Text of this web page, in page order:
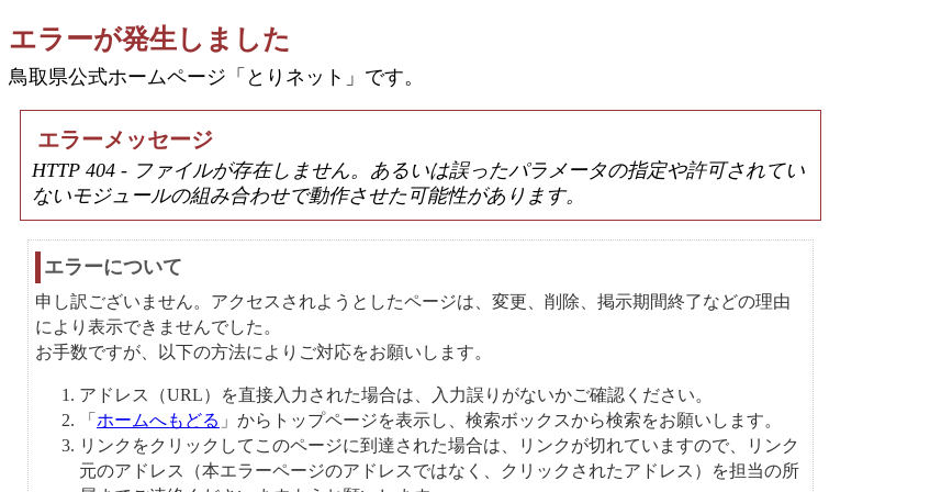
エラーが発生しました
鳥取県公式ホームページ「とりネット」です。
エラーメッセージ
HTTP 404 - ファイルが存在しません。あるいは誤ったパラメータの指定や許可されてい
ないモジュールの組み合わせで動作させた可能性があります。
エラーについて
申し訳ございません。アクセスされようとしたページは、変更、削除、掲示期間終了などの理由
により表示できませんでした。
お手数ですが、以下の方法によりご対応をお願いします。
アドレス（URL）を直接入力された場合は、入力誤りがないかご確認ください。
「 ホームへもどる 」からトップページを表示し、検索ボックスから検索をお願いします。
リンクをクリックしてこのページに到達された場合は、リンクが切れていますので、リンク
元のアドレス（本エラーページのアドレスではなく、クリックされたアドレス）を担当の所